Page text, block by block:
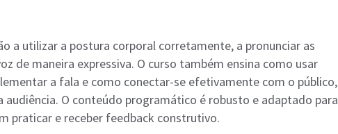
a utilizar a postura corporal corretamente, a pronunciar as
de maneira expressiva. O curso também ensina como usar
a fala e como conectar-se efetivamente com o público,
O conteúdo programático é robusto e adaptado para
praticar e receber feedback construtivo.